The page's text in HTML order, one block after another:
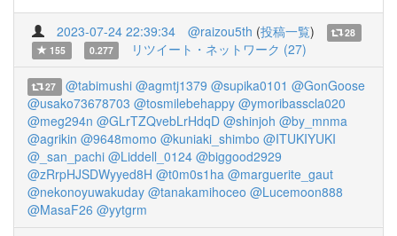
2023-07-24 22:39:34 @raizou5th (投稿一覧)
28
155
0.277 リツイート・ネットワーク (27)
27 @tabimushi @agmtj1379 @supika0101 @GonGoose
@usako73678703 @tosmilebehappy @ymoribasscla020
@meg294n @GLrTZQvebLrHdqD @shinjoh @by_mnma
@agrikin @9648momo @kuniaki_shimbo @ITUKIYUKI
@_san_pachi @Liddell_0124 @biggood2929
@zRrpHJSDWyyed8H @t0m0s1ha @marguerite_gaut
@nekonoyuwakuday @tanakamihoceo @Lucemoon888
@MasaF26 @yytgrm